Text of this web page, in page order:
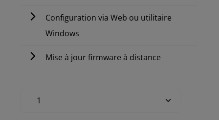
Configuration via Web ou utilitaire
Windows
Mise à jour firmware à distance